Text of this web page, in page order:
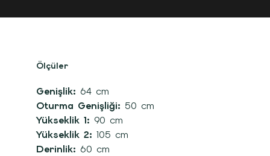
Ölçüler
Genişlik: 64 cm
Oturma Genişliği: 50 cm
Yükseklik 1: 90 cm
Yükseklik 2: 105 cm
Derinlik: 60 cm